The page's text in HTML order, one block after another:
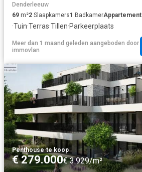
Denderleeuw
69 m²2 Slaapkamers1 BadkamerAppartement
·Tuin·Terras·Tillen·Parkeerplaats
Meer dan 1 maand geleden aangeboden door
immovlan
Penthouse·te koop
€ 279.000€ 3.929/m²